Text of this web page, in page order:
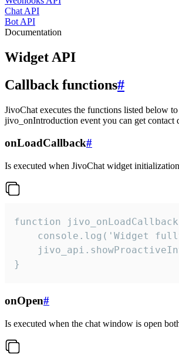
Chat API
Bot API
Documentation
Widget API
Callback functions#
JivoChat executes the functions listed below
jivo_onIntroduction event you can get contact
onLoadCallback#
Is executed when JivoChat widget
function
console.log('Widget
}
onOpen#
Is executed when the chat window is open